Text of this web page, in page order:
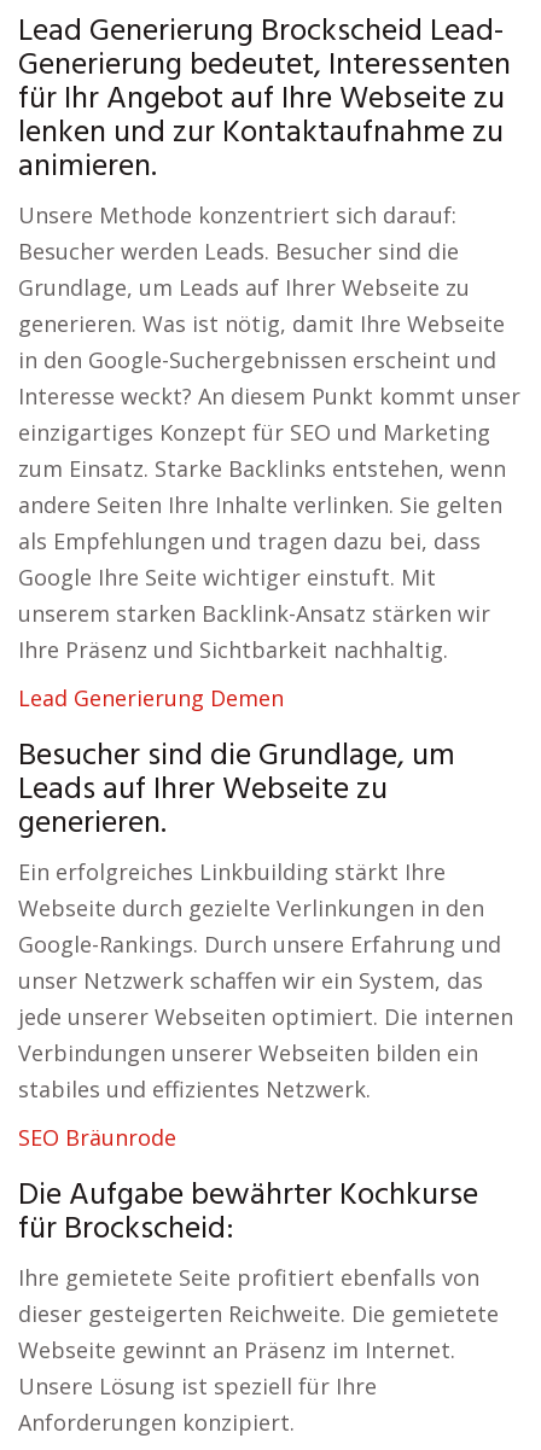
Lead Generierung Brockscheid Lead-
Generierung bedeutet, Interessenten
für Ihr Angebot auf Ihre Webseite zu
lenken und zur Kontaktaufnahme zu
animieren.
Unsere Methode konzentriert sich darauf:
Besucher werden Leads. Besucher sind die
Grundlage, um Leads auf Ihrer Webseite zu
generieren. Was ist nötig, damit Ihre Webseite
in den Google-Suchergebnissen erscheint und
Interesse weckt? An diesem Punkt kommt unser
einzigartiges Konzept für SEO und Marketing
zum Einsatz. Starke Backlinks entstehen, wenn
andere Seiten Ihre Inhalte verlinken. Sie gelten
als Empfehlungen und tragen dazu bei, dass
Google Ihre Seite wichtiger einstuft. Mit
unserem starken Backlink-Ansatz stärken wir
Ihre Präsenz und Sichtbarkeit nachhaltig.
Lead Generierung Demen
Besucher sind die Grundlage, um
Leads auf Ihrer Webseite zu
generieren.
Ein erfolgreiches Linkbuilding stärkt Ihre
Webseite durch gezielte Verlinkungen in den
Google-Rankings. Durch unsere Erfahrung und
unser Netzwerk schaffen wir ein System, das
jede unserer Webseiten optimiert. Die internen
Verbindungen unserer Webseiten bilden ein
stabiles und effizientes Netzwerk.
SEO Bräunrode
Die Aufgabe bewährter Kochkurse
für Brockscheid:
Ihre gemietete Seite profitiert ebenfalls von
dieser gesteigerten Reichweite. Die gemietete
Webseite gewinnt an Präsenz im Internet.
Unsere Lösung ist speziell für Ihre
Anforderungen konzipiert.